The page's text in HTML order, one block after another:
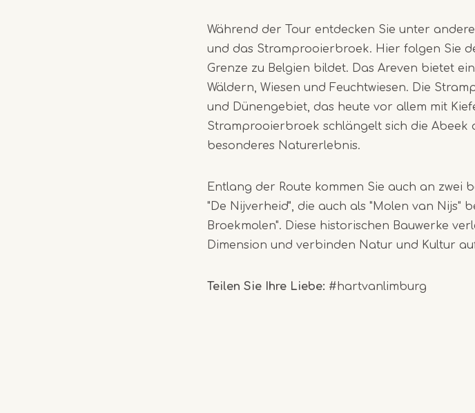
Während der Tour entdecken Sie unter
und das Stramprooierbroek. Hier folgen Sie
Grenze zu Belgien bildet. Das Areven bietet
Wäldern, Wiesen und Feuchtwiesen. Die
und Dünengebiet, das heute vor allem mit
Stramprooierbroek schlängelt sich die
besonderes Naturerlebnis.
Entlang der Route kommen Sie auch an zwei
"De Nijverheid", die auch als "Molen van Nijs"
Broekmolen". Diese historischen Bauwerke
Dimension und verbinden Natur und Kultur
Teilen Sie Ihre Liebe: #hartvanlimburg